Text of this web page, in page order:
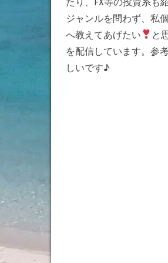
ジャンルを問わず、私
へ教えてあげたい
と
を配信しています。参
しいです♪